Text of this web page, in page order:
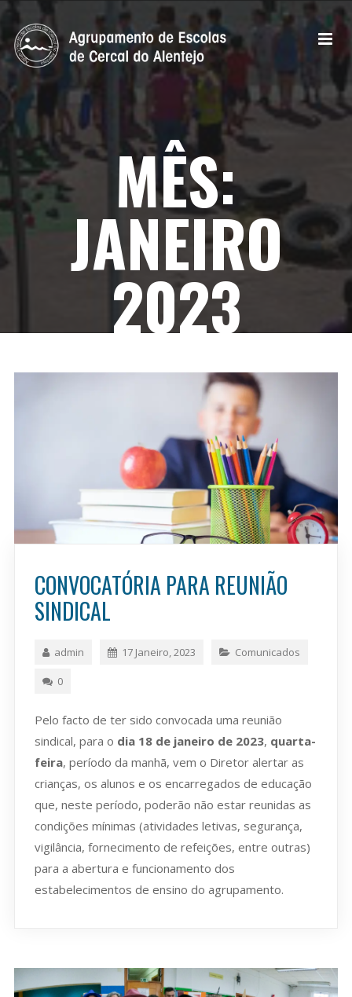
MÊS:
JANEIRO
2023
CONVOCATÓRIA PARA REUNIÃO
SINDICAL
admin 17 Janeiro, 2023 Comunicados
0
Pelo facto de ter sido convocada uma reunião
sindical, para o dia 18 de janeiro de 2023, quarta-
feira, período da manhã, vem o Diretor alertar as
crianças, os alunos e os encarregados de educação
que, neste período, poderão não estar reunidas as
condições mínimas (atividades letivas, segurança,
vigilância, fornecimento de refeições, entre outras)
para a abertura e funcionamento dos
estabelecimentos de ensino do agrupamento.